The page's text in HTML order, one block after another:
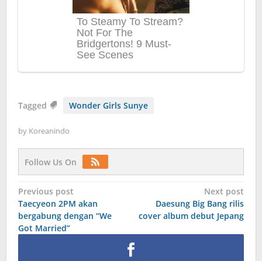
Tagged Wonder Girls Sunye
by Koreanindo
Follow Us On
Post
navigation
Previous post
Taecyeon 2PM akan
bergabung dengan “We
Got Married”
Next post
Daesung Big Bang rilis
cover album debut Jepang